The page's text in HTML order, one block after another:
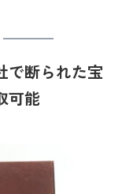
で断られた宝
可能